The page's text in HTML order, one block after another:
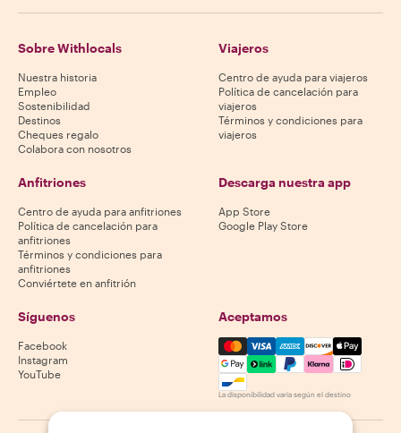
Sobre Withlocals
Nuestra historia
Empleo
Sostenibilidad
Destinos
Cheques regalo
Colabora con nosotros
Viajeros
Centro de ayuda para viajeros
Política de cancelación para
viajeros
Términos y condiciones para
viajeros
Anfitriones
Centro de ayuda para anfitriones
Política de cancelación para
anfitriones
Términos y condiciones para
anfitriones
Conviértete en anfitrión
Descarga nuestra app
App Store
Google Play Store
Síguenos
Facebook
Instagram
YouTube
Aceptamos
Mastercard, Visa, Amex,
La disponibilidad varía según el destino